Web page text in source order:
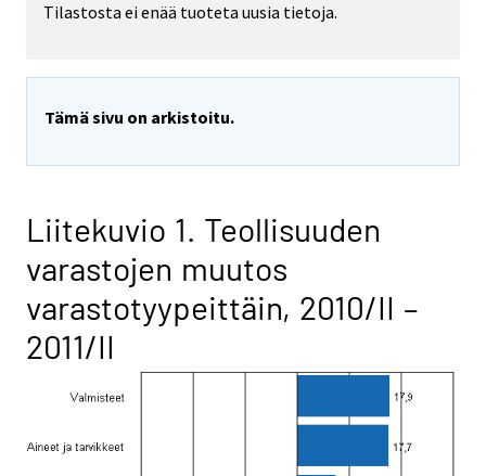
Tilastosta ei enää tuoteta uusia tietoja.
Tämä sivu on arkistoitu.
Liitekuvio 1. Teollisuuden
varastojen muutos
varastotyypeittäin, 2010/II –
2011/II